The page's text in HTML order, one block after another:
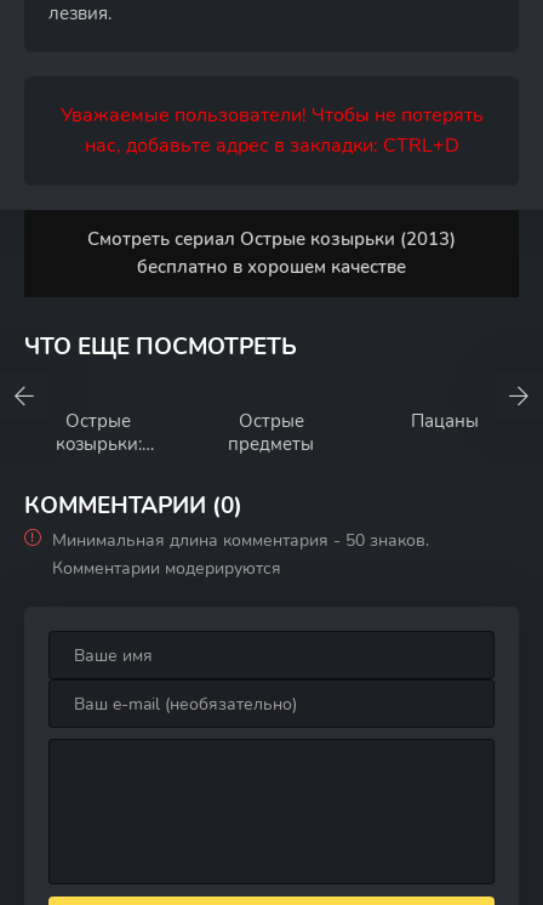
лезвия.
Уважаемые пользователи! Чтобы не потерять
нас, добавьте адрес в закладки: CTRL+D
Смотреть сериал Острые козырьки (2013)
бесплатно в хорошем качестве
ЧТО ЕЩЕ ПОСМОТРЕТЬ
Острые
козырьки:
человек
Острые
предметы
Пацаны
КОММЕНТАРИИ (0)
Минимальная длина комментария - 50 знаков.
Комментарии модерируются